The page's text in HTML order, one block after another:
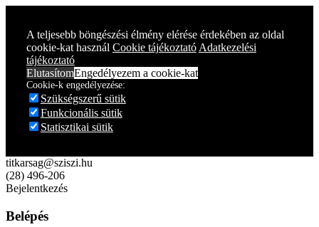
A teljesebb böngészési élmény elérése érdekében az oldal
cookie-kat használ Cookie tájékoztató Adatkezelési
tájékoztató
ElutasítomEngedélyezem a cookie-kat
Cookie-k engedélyezése:
Szükségszerű sütik
Funkcionális sütik
Statisztikai sütik
titkarsag@sziszi.hu
(28) 496-206
Bejelentkezés
Belépés